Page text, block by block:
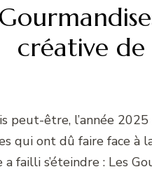
créative de
peut-être, l’année
qui ont dû faire face à
a failli s’éteindre : Les